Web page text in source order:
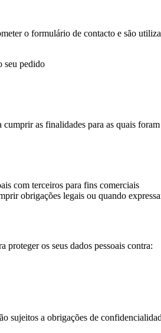
o formulário de contacto e são
seu pedido
cumprir as finalidades para as quais
com terceiros para fins comerciais
obrigações legais ou quando
proteger os seus dados pessoais contra:
sujeitos a obrigações de